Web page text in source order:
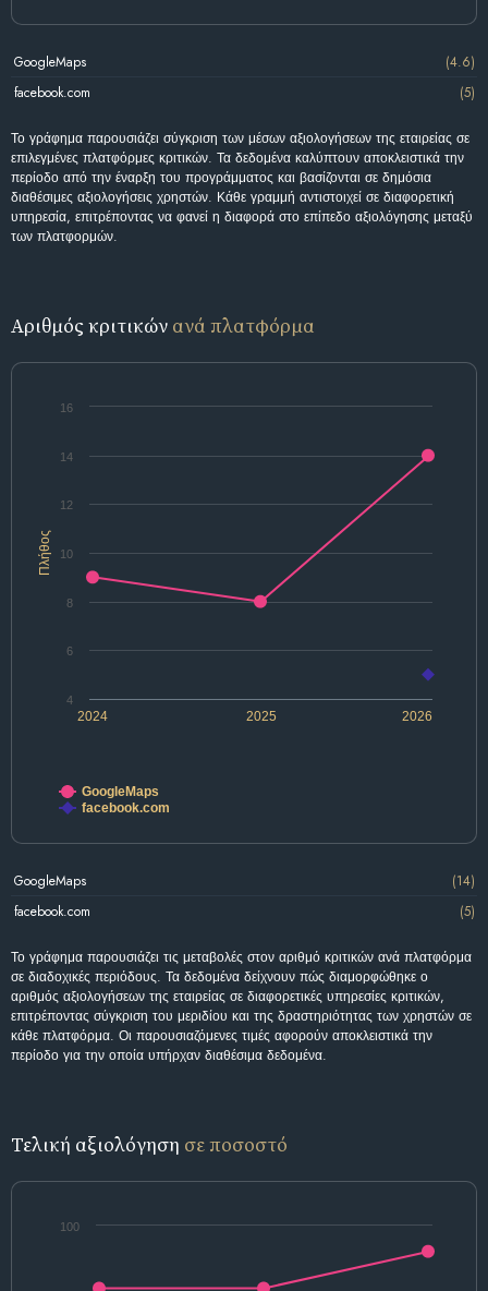
GoogleMaps
(4.6)
facebook.com
(5)
Το γράφημα παρουσιάζει σύγκριση των μέσων αξιολογήσεων της εταιρείας σε
επιλεγμένες πλατφόρμες κριτικών. Τα δεδομένα καλύπτουν αποκλειστικά την
περίοδο από την έναρξη του προγράμματος και βασίζονται σε δημόσια
διαθέσιμες αξιολογήσεις χρηστών. Κάθε γραμμή αντιστοιχεί σε διαφορετική
υπηρεσία, επιτρέποντας να φανεί η διαφορά στο επίπεδο αξιολόγησης μεταξύ
των πλατφορμών.
Αριθμός κριτικών ανά πλατφόρμα
Πλήθος
2024 2025 2026
4
6
8
10
12
14
16
GoogleMaps
facebook.com
GoogleMaps
(14)
facebook.com
(5)
Το γράφημα παρουσιάζει τις μεταβολές στον αριθμό κριτικών ανά πλατφόρμα
σε διαδοχικές περιόδους. Τα δεδομένα δείχνουν πώς διαμορφώθηκε ο
αριθμός αξιολογήσεων της εταιρείας σε διαφορετικές υπηρεσίες κριτικών,
επιτρέποντας σύγκριση του μεριδίου και της δραστηριότητας των χρηστών σε
κάθε πλατφόρμα. Οι παρουσιαζόμενες τιμές αφορούν αποκλειστικά την
περίοδο για την οποία υπήρχαν διαθέσιμα δεδομένα.
Τελική αξιολόγηση σε ποσοστό
100